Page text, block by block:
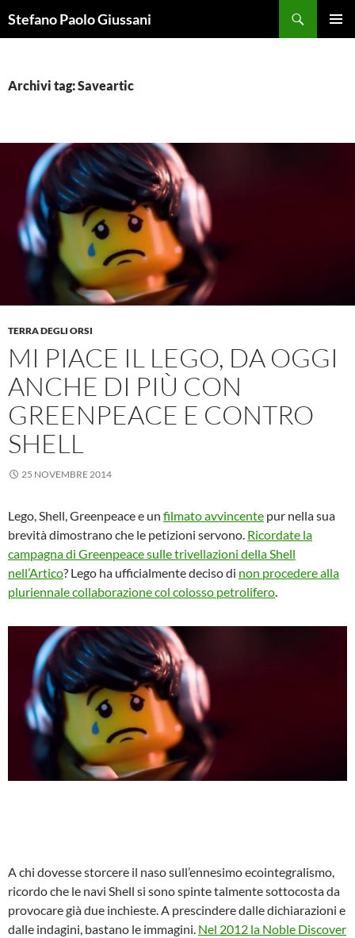
alStefano Paolo Giussani
Archivi tag: Saveartic
TERRA DEGLI ORSI
MI PIACE IL LEGO, DA OGGI
ANCHE DI PIÙ CON
GREENPEACE E CONTRO
SHELL
25 NOVEMBRE 2014
Lego, Shell, Greenpeace e un filmato avvincente pur nella sua
brevità dimostrano che le petizioni servono. Ricordate la
campagna di Greenpeace sulle trivellazioni della Shell
nell’Artico? Lego ha ufficialmente deciso di non procedere alla
pluriennale collaborazione col colosso petrolifero
A chi dovesse storcere il naso sull’ennesimo ecointegralismo,
ricordo che le navi Shell si sono spinte talmente sottocosta da
provocare già due inchieste. A prescindere dalle dichiarazioni e
dalle indagini, bastano le immagini. Nel 2012 la Noble Discover